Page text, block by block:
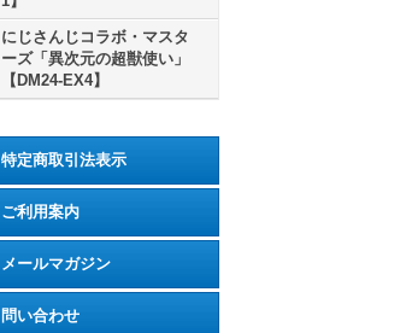
にじさんじコラボ・マスタ
ーズ「異次元の超獣使い」
【DM24-EX4】
特定商取引法表示
ご利用案内
メールマガジン
問い合わせ